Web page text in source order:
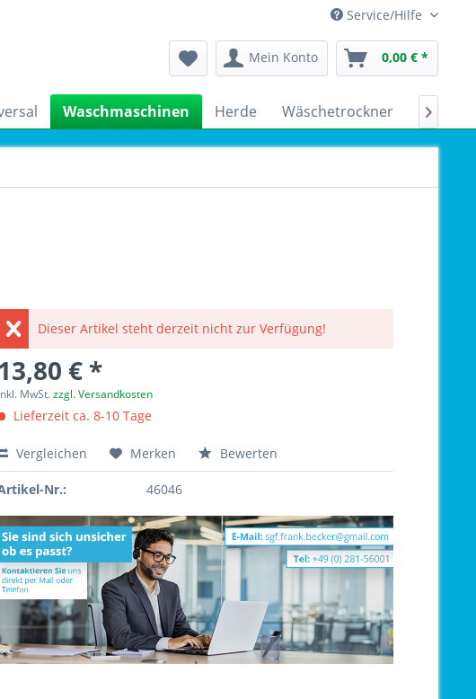
Service/Hilfe
Mein Konto 0,00 € *
Waschmaschinen Herde Wäschetrockner 
Dieser Artikel steht derzeit nicht zur Verfügung!
13,80 € *
MwSt.zzgl. Versandkosten
Lieferzeit ca. 8-10 Tage
Vergleichen Merken Bewerten
Nr.: 46046